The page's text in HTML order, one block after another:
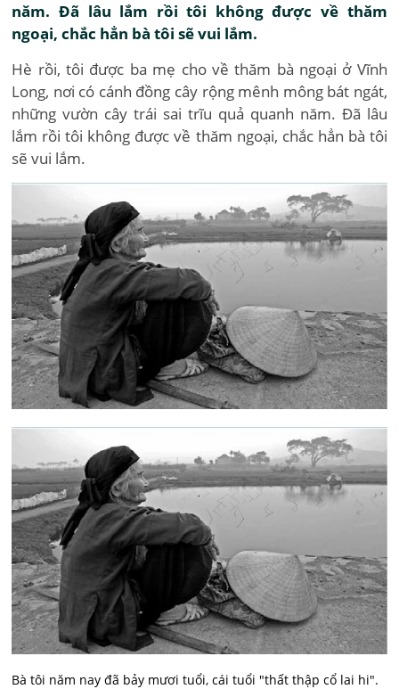
năm. Đã lâu lắm rồi tôi không được về thăm
ngoại, chắc hẳn bà tôi sẽ vui lắm.
Hè rồi, tôi được ba mẹ cho về thăm bà ngoại ở Vĩnh
Long, nơi có cánh đồng cây rộng mênh mông bát ngát,
những vườn cây trái sai trĩu quả quanh năm. Đã lâu
lắm rồi tôi không được về thăm ngoại, chắc hẳn bà tôi
sẽ vui lắm.
Bà tôi năm nay đã bảy mươi tuổi, cái tuổi "thất thập cổ lai hi".